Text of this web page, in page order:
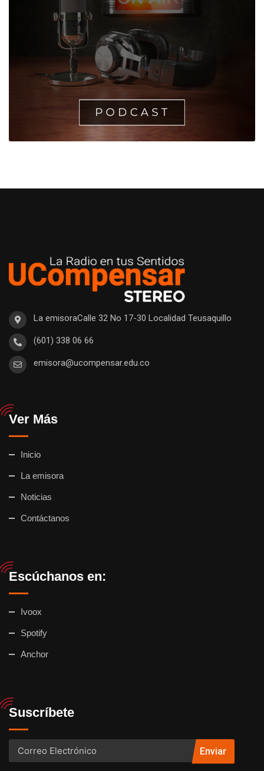
La emisoraCalle 32 No 17-30 Localidad Teusaquillo
(601) 338 06 66
emisora@ucompensar.edu.co
Ver Más
Inicio
La emisora
Noticias
Contáctanos
Escúchanos en:
Ivoox
Spotify
Anchor
Suscríbete
Enviar